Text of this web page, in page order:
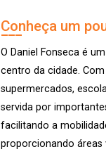
Conheça um
O Daniel Fonseca é
centro da cidade.
supermercados,
servida por
facilitando a
proporcionando áreas